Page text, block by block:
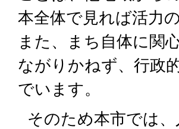
本全体で見れば活力
また、まち自体に関
ながりかねず、行政
でいます。
そのため本市では